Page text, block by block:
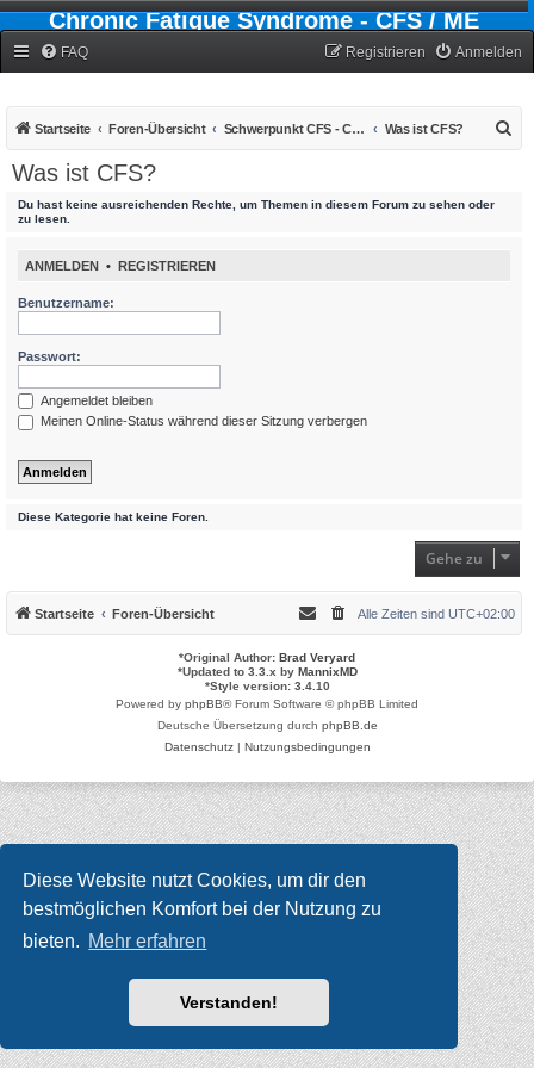
Diese Website nutzt Cookies, um dir den
bestmöglichen Komfort bei der Nutzung zu
bieten. Mehr erfahren
Verstanden!
Chronic Fatigue Syndrome - CFS / ME
FAQ Anmelden
Registrieren
Startseite Foren-Übersicht Schwerpunkt CFS - Chronic-Fatigue-Syndrom Was ist CFS?
Was ist CFS?
Du hast keine ausreichenden Rechte, um Themen in diesem Forum zu sehen oder
zu lesen.
ANMELDEN • REGISTRIEREN
Benutzername:
Passwort:
Angemeldet bleiben
Meinen Online-Status während dieser Sitzung verbergen
Diese Kategorie hat keine Foren.
Gehe zu
Startseite Foren-Übersicht Alle Zeiten sind UTC+02:00
*Original Author: Brad Veryard
*Updated to 3.3.x by MannixMD
*Style version: 3.4.10
Powered by phpBB® Forum Software © phpBB Limited
Deutsche Übersetzung durch phpBB.de
Datenschutz| Nutzungsbedingungen